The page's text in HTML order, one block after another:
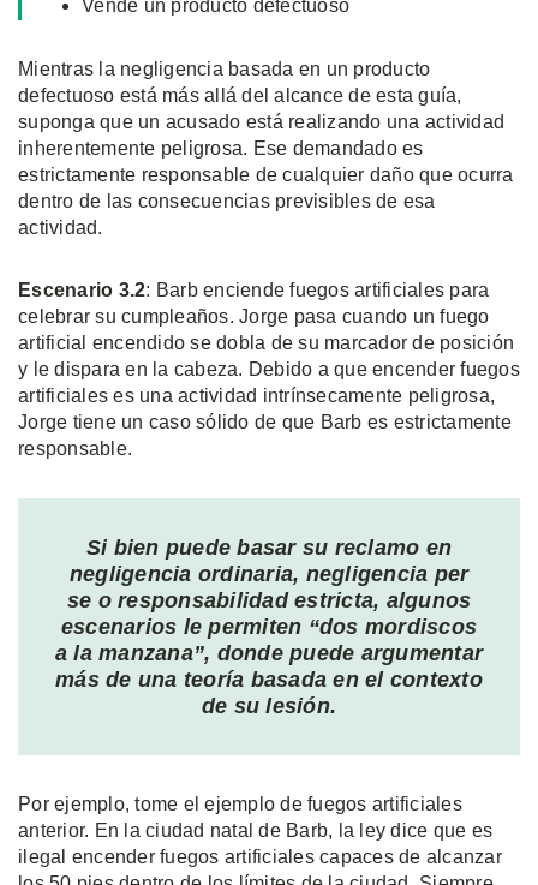
Vende un producto defectuoso
Mientras la negligencia basada en un producto
defectuoso está más allá del alcance de esta guía,
suponga que un acusado está realizando una actividad
inherentemente peligrosa. Ese demandado es
estrictamente responsable de cualquier daño que ocurra
dentro de las consecuencias previsibles de esa
actividad.
Escenario 3.2: Barb enciende fuegos artificiales para
celebrar su cumpleaños. Jorge pasa cuando un fuego
artificial encendido se dobla de su marcador de posición
y le dispara en la cabeza. Debido a que encender fuegos
artificiales es una actividad intrínsecamente peligrosa,
Jorge tiene un caso sólido de que Barb es estrictamente
responsable.
Si bien puede basar su reclamo en
negligencia ordinaria, negligencia per
se o responsabilidad estricta, algunos
escenarios le permiten “dos mordiscos
a la manzana”, donde puede argumentar
más de una teoría basada en el contexto
de su lesión.
Por ejemplo, tome el ejemplo de fuegos artificiales
anterior. En la ciudad natal de Barb, la ley dice que es
ilegal encender fuegos artificiales capaces de alcanzar